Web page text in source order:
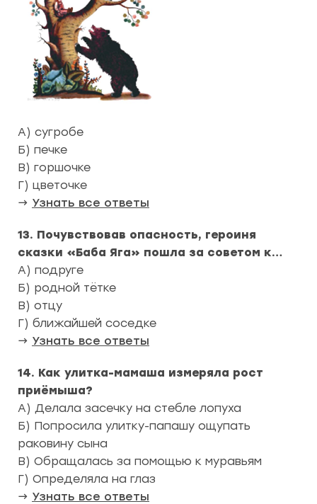
А) сугробе
Б) печке
В) горшочке
Г) цветочке
→ Узнать все ответы
13. Почувствовав опасность, героиня
сказки «Баба Яга» пошла за советом к…
А) подруге
Б) родной тётке
В) отцу
Г) ближайшей соседке
→ Узнать все ответы
14. Как улитка-мамаша измеряла рост
приёмыша?
А) Делала засечку на стебле лопуха
Б) Попросила улитку-папашу ощупать
раковину сына
В) Обращалась за помощью к муравьям
Г) Определяла на глаз
→ Узнать все ответы